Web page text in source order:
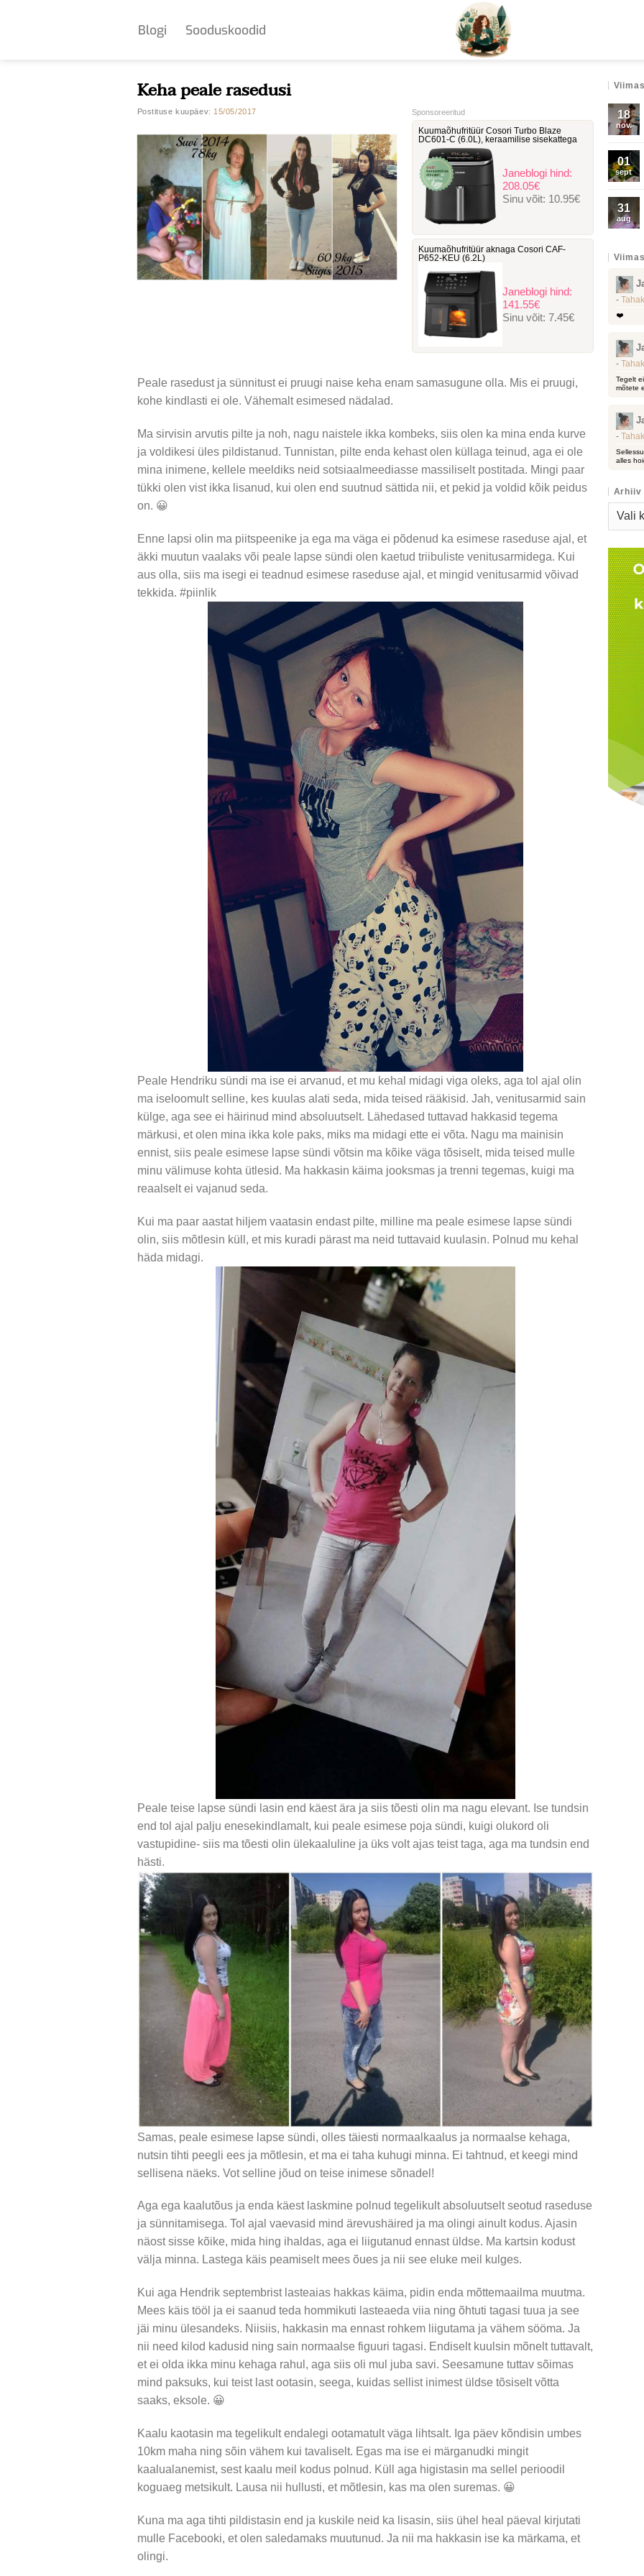
Blogi Sooduskoodid
Keha peale rasedusi
Postituse kuupäev: 15/05/2017 Sponsoreeritud
Kuumaõhufritüür Cosori Turbo Blaze
DC601-C ‎(6.0L), keraamilise sisekattega
Janeblogi hind:
208.05€
Sinu võit: 10.95€
Kuumaõhufritüür aknaga Cosori ‎CAF-
P652-KEU (6.2L)
Janeblogi hind:
141.55€
Sinu võit:7.45€
Peale rasedust ja sünnitust ei pruugi naise keha enam samasugune olla. Mis ei pruugi,
kohe kindlasti ei ole. Vähemalt esimesed nädalad.
Ma sirvisin arvutis pilte ja noh, nagu naistele ikka kombeks, siis olen ka mina enda kurve
ja voldikesi üles pildistanud. Tunnistan, pilte enda kehast olen küllaga teinud, aga ei ole
mina inimene, kellele meeldiks neid sotsiaalmeediasse massiliselt postitada. Mingi paar
tükki olen vist ikka lisanud, kui olen end suutnud sättida nii, et pekid ja voldid kõik peidus
on. 😀
Enne lapsi olin ma piitspeenike ja ega ma väga ei põdenud ka esimese raseduse ajal, et
äkki muutun vaalaks või peale lapse sündi olen kaetud triibuliste venitusarmidega. Kui
aus olla, siis ma isegi ei teadnud esimese raseduse ajal, et mingid venitusarmid võivad
tekkida. #piinlik
Peale Hendriku sündi ma ise ei arvanud, et mu kehal midagi viga oleks, aga tol ajal olin
ma iseloomult selline, kes kuulas alati seda, mida teised rääkisid. Jah, venitusarmid sain
külge, aga see ei häirinud mind absoluutselt. Lähedased tuttavad hakkasid tegema
märkusi, et olen mina ikka kole paks, miks ma midagi ette ei võta. Nagu ma mainisin
ennist, siis peale esimese lapse sündi võtsin ma kõike väga tõsiselt, mida teised mulle
minu välimuse kohta ütlesid. Ma hakkasin käima jooksmas ja trenni tegemas, kuigi ma
reaalselt ei vajanud seda.
Kui ma paar aastat hiljem vaatasin endast pilte, milline ma peale esimese lapse sündi
olin, siis mõtlesin küll, et mis kuradi pärast ma neid tuttavaid kuulasin. Polnud mu kehal
häda midagi.
Peale teise lapse sündi lasin end käest ära ja siis tõesti olin ma nagu elevant. Ise tundsin
end tol ajal palju enesekindlamalt, kui peale esimese poja sündi, kuigi olukord oli
vastupidine- siis ma tõesti olin ülekaaluline ja üks volt ajas teist taga, aga ma tundsin end
hästi.
Samas, peale esimese lapse sündi, olles täiesti normaalkaalus ja normaalse kehaga,
nutsin tihti peegli ees ja mõtlesin, et ma ei taha kuhugi minna. Ei tahtnud, et keegi mind
sellisena näeks. Vot selline jõud on teise inimese sõnadel!
Aga ega kaalutõus ja enda käest laskmine polnud tegelikult absoluutselt seotud raseduse
ja sünnitamisega. Tol ajal vaevasid mind ärevushäired ja ma olingi ainult kodus. Ajasin
näost sisse kõike, mida hing ihaldas, aga ei liigutanud ennast üldse. Ma kartsin kodust
välja minna. Lastega käis peamiselt mees õues ja nii see eluke meil kulges.
Kui aga Hendrik septembrist lasteaias hakkas käima, pidin enda mõttemaailma muutma.
Mees käis tööl ja ei saanud teda hommikuti lasteaeda viia ning õhtuti tagasi tuua ja see
jäi minu ülesandeks. Niisiis, hakkasin ma ennast rohkem liigutama ja vähem sööma. Ja
nii need kilod kadusid ning sain normaalse figuuri tagasi. Endiselt kuulsin mõnelt tuttavalt,
et ei olda ikka minu kehaga rahul, aga siis oli mul juba savi. Seesamune tuttav sõimas
mind paksuks, kui teist last ootasin, seega, kuidas sellist inimest üldse tõsiselt võtta
saaks, eksole. 😀
Kaalu kaotasin ma tegelikult endalegi ootamatult väga lihtsalt. Iga päev kõndisin umbes
10km maha ning sõin vähem kui tavaliselt. Egas ma ise ei märganudki mingit
kaalualanemist, sest kaalu meil kodus polnud. Küll aga higistasin ma sellel perioodil
koguaeg metsikult. Lausa nii hullusti, et mõtlesin, kas ma olen suremas. 😀
Kuna ma aga tihti pildistasin end ja kuskile neid ka lisasin, siis ühel heal päeval kirjutati
mulle Facebooki, et olen saledamaks muutunud. Ja nii ma hakkasin ise ka märkama, et
olingi.
18
nov.
01
sept
31
aug
-
❤️
-
Tegelt
mõtete
-
alles
Arhiiv
Arhiiv